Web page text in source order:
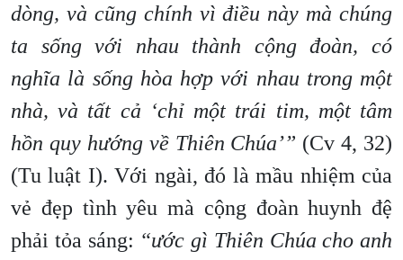
dòng, và cũng chính vì điều này mà chúng
ta sống với nhau thành cộng đoàn, có
nghĩa là sống hòa hợp với nhau trong một
nhà, và tất cả ‘chỉ một trái tim, một tâm
hồn quy hướng về Thiên Chúa’” (Cv 4, 32)
(Tu luật I). Với ngài, đó là mầu nhiệm của
vẻ đẹp tình yêu mà cộng đoàn huynh đệ
phải tỏa sáng: “ước gì Thiên Chúa cho anh